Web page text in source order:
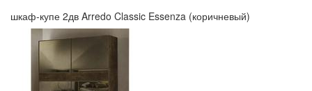
шкаф-купе 2дв Arredo Classic Essenza (коричневый)